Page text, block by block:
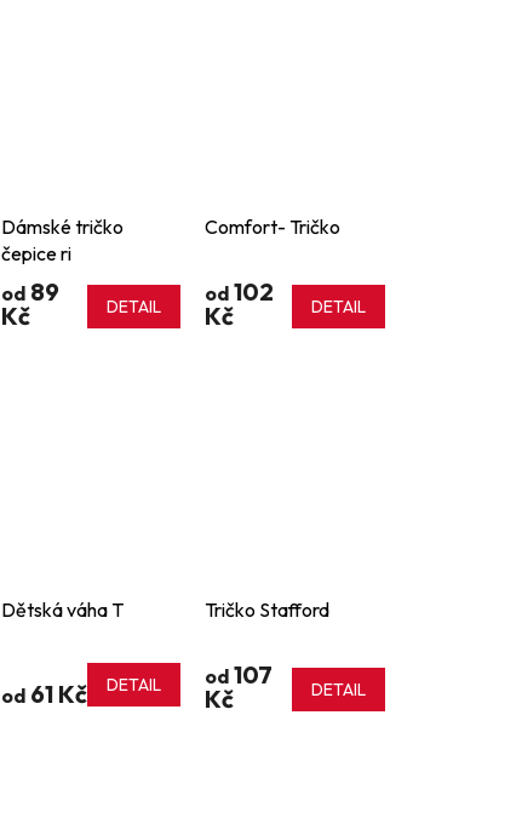
Dámské tričko
čepice ri
od89
Kč
DETAIL
Comfort- Tričko
od 102
Kč
DETAIL
Dětská váha T
od61 Kč DETAIL
Tričko Stafford
od 107
Kč
DETAIL